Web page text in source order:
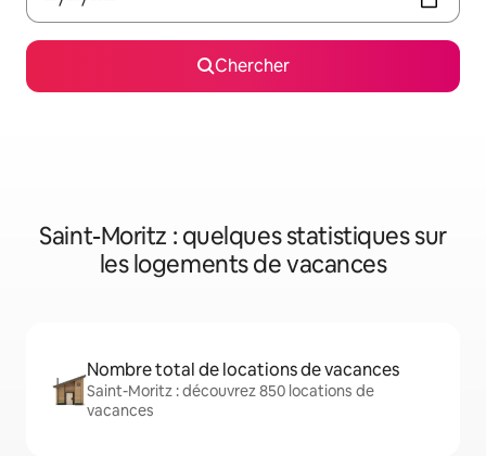
Chercher
Saint-Moritz : quelques statistiques sur
les logements de vacances
Nombre total de locations de vacances
Saint-Moritz : découvrez 850 locations de
vacances